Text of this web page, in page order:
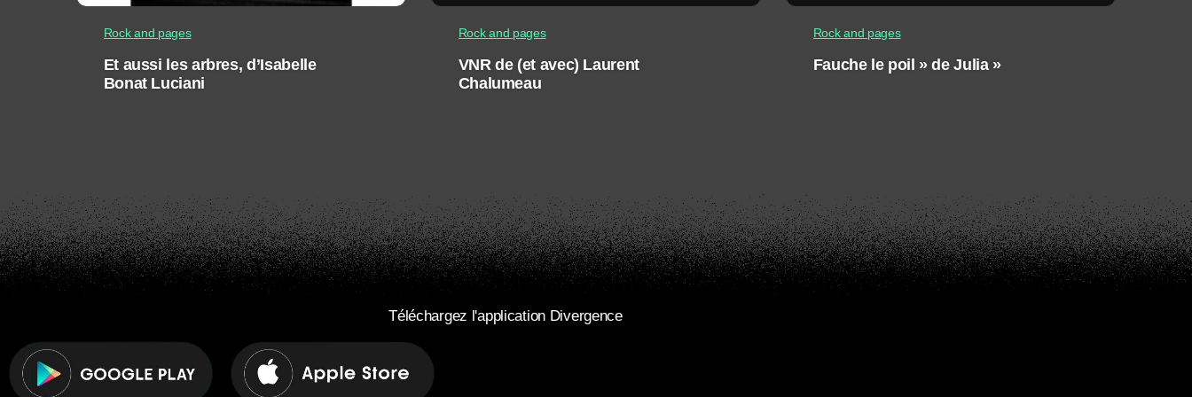
Rock and pages
Et aussi les arbres, d’Isabelle
Bonat Luciani
Rock and pages
VNR de (et avec) Laurent
Chalumeau
Rock and pages
Fauche le poil » de Julia »
Téléchargez l'application Divergence